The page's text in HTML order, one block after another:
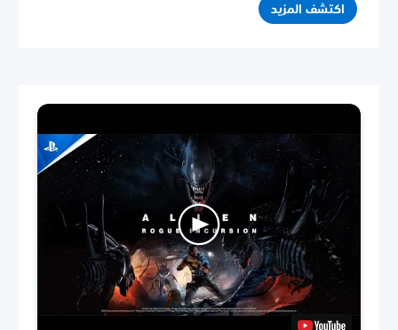
اكتشف المزيد